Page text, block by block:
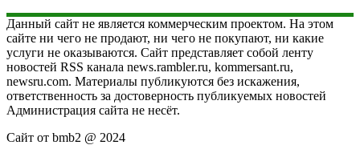
Данный сайт не является коммерческим проектом. На этом
сайте ни чего не продают, ни чего не покупают, ни какие
услуги не оказываются. Сайт представляет собой ленту
новостей RSS канала news.rambler.ru, kommersant.ru,
newsru.com. Материалы публикуются без искажения,
ответственность за достоверность публикуемых новостей
Администрация сайта не несёт.
Сайт от bmb2 @ 2024